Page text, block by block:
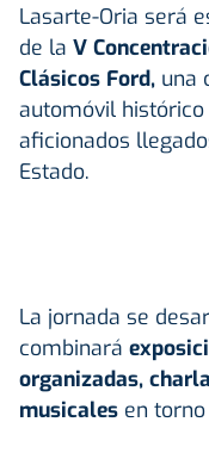
Lasarte-Oria será
de la V
Clásicos Ford, una
automóvil
aficionados
Estado.
La jornada se
combinará
organizadas,
musicales en